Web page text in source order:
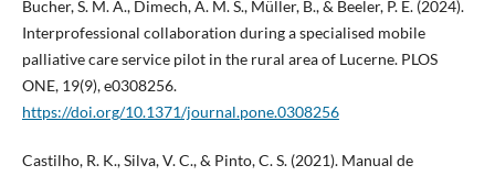
Bucher, S. M. A., Dimech, A. M. S., Müller, B., & Beeler, P. E. (2024).
Interprofessional collaboration during a specialised mobile
palliative care service pilot in the rural area of Lucerne. PLOS
ONE, 19(9), e0308256.
https://doi.org/10.1371/journal.pone.0308256
Castilho, R. K., Silva, V. C., & Pinto, C. S. (2021). Manual de